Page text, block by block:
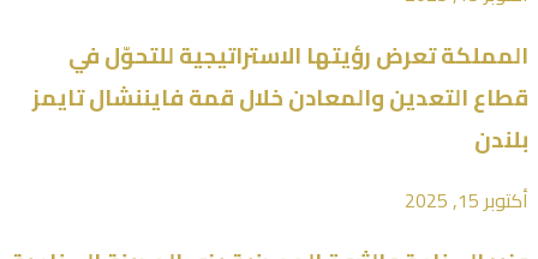
المملكة تعرض رؤيتها الاستراتيجية للتحوّل في
قطاع التعدين والمعادن خلال قمة فايننشال تايمز
بلندن
أكتوبر 15, 2025